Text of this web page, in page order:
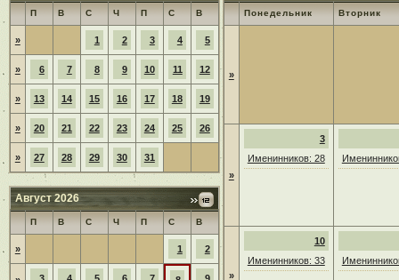
П В С Ч П С В
» 1 2 3 4 5
» 6 7 8 9 10 11 12
» 13 14 15 16 17 18 19
» 20 21 22 23 24 25 26
» 27 28 29 30 31
Август 2026
П В С Ч П С В
» 1 2
Понедельник Вторник
»
»
3
Именинников: 28
»
10
Именинников: 33